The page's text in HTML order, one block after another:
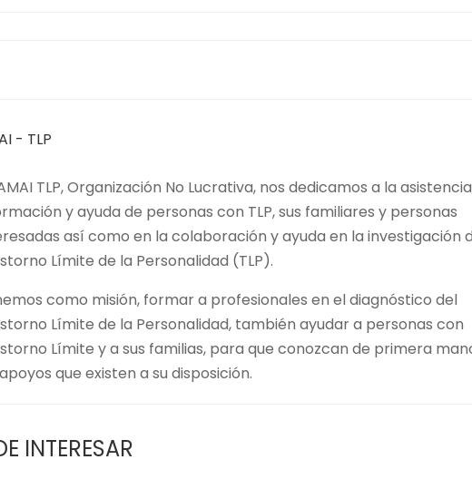
- TLP
TLP, Organización No Lucrativa, nos dedicamos a la
y ayuda de personas con TLP, sus familiares y personas
así como en la colaboración y ayuda en la investigación
Límite de la Personalidad (TLP).
como misión, formar a profesionales en el diagnóstico del
Límite de la Personalidad, también ayudar a personas con
Límite y a sus familias, para que conozcan de primera
que existen a su disposición.
INTERESAR